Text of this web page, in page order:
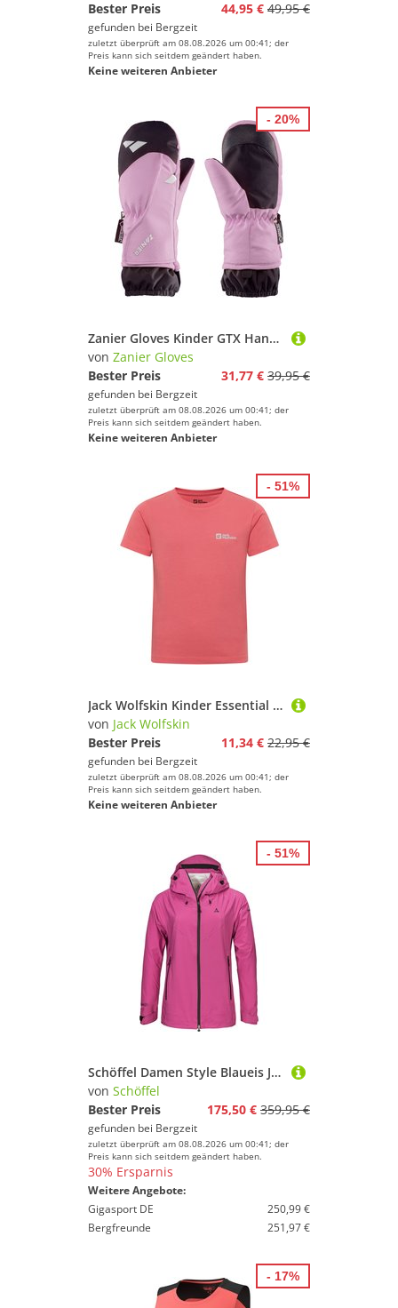
Bester Preis 44,95 € 49,95 €
gefunden bei Bergzeit
zuletzt überprüft am 08.08.2026 um 00:41; der
Preis kann sich seitdem geändert haben.
Keine weiteren Anbieter
Zanier Gloves Kinder GTX Handschuhe
von Zanier Gloves
Bester Preis
31,77 € 39,95 €
gefunden bei Bergzeit
zuletzt überprüft am 08.08.2026 um 00:41; der
Preis kann sich seitdem geändert haben.
Keine weiteren Anbieter
- 20%
Jack Wolfskin Kinder Essential Cotton T-Shirt
von Jack Wolfskin
Bester Preis
11,34 € 22,95 €
gefunden bei Bergzeit
zuletzt überprüft am 08.08.2026 um 00:41; der
Preis kann sich seitdem geändert haben.
Keine weiteren Anbieter
- 51%
Schöffel Damen Style Blaueis Jacke
von Schöffel
Bester Preis
175,50 € 359,95 €
gefunden bei Bergzeit
zuletzt überprüft am 08.08.2026 um 00:41; der
Preis kann sich seitdem geändert haben.
30% Ersparnis
Weitere Angebote:
Gigasport DE
250,99 €
Bergfreunde
251,97 €
- 51%
- 17%